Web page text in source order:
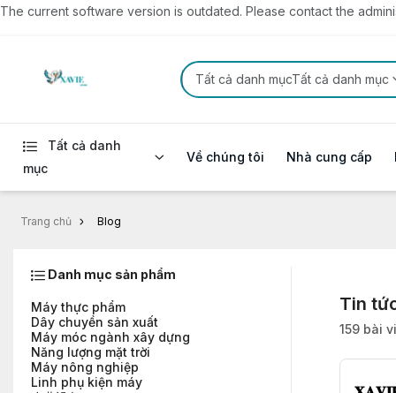
The current software version is outdated. Please contact the
Tất cả danh mụcTất cả danh mục
Tất cả danh
mục
Về chúng tôi Nhà cung cấp
Trang chủ Blog
Danh mục sản phẩm
Máy thực phẩm
Dây chuyền sản xuất
Máy móc ngành xây dựng
Năng lượng mặt trời
Máy nông nghiệp
Linh phụ kiện máy
Tin
159 bài